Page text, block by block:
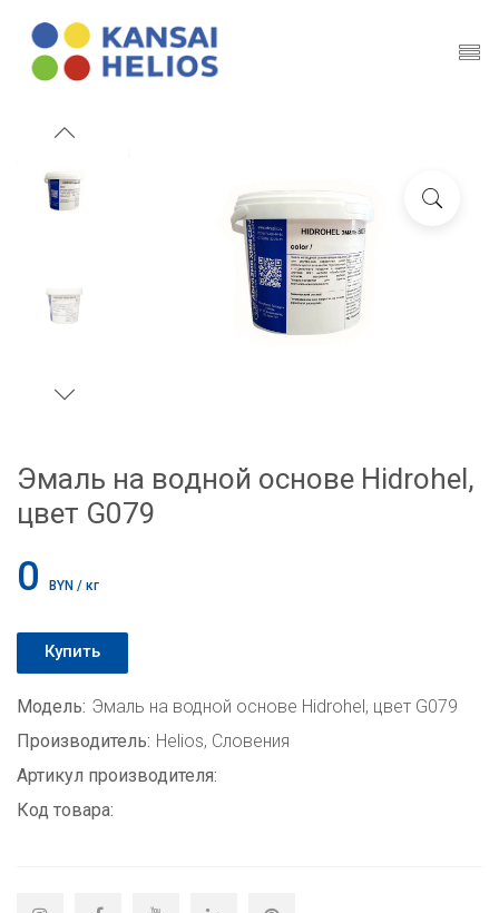
Эмаль на водной основе Hidrohel,
цвет G079
0 BYN / кг
Купить
Модель: Эмаль на водной основе Hidrohel, цвет G079
Производитель: Helios, Словения
Артикул производителя:
Код товара: